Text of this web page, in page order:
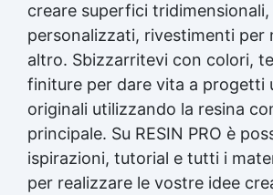
creare superfici tridimensionali,
personalizzati, rivestimenti per
altro. Sbizzarritevi con colori,
finiture per dare vita a progetti
originali utilizzando la resina
principale. Su RESIN PRO è
ispirazioni, tutorial e tutti i
per realizzare le vostre idee